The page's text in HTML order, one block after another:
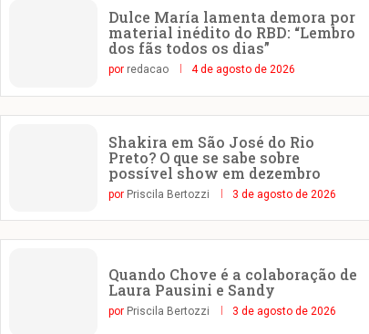
Dulce María lamenta demora por
material inédito do RBD: “Lembro
dos fãs todos os dias”
por redacao 4 de agosto de 2026
Shakira em São José do Rio
Preto? O que se sabe sobre
possível show em dezembro
por Priscila Bertozzi 3 de agosto de 2026
Quando Chove é a colaboração de
Laura Pausini e Sandy
por Priscila Bertozzi 3 de agosto de 2026